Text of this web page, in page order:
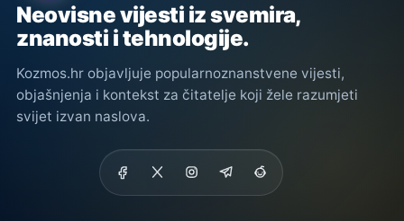
Neovisne vijesti iz svemira,
znanosti i tehnologije.
Kozmos.hr objavljuje popularnoznanstvene vijesti,
objašnjenja i kontekst za čitatelje koji žele razumjeti
svijet izvan naslova.